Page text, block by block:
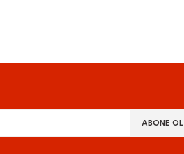
Bu ürüne ilk yorumu siz yapın!
ABONE OL